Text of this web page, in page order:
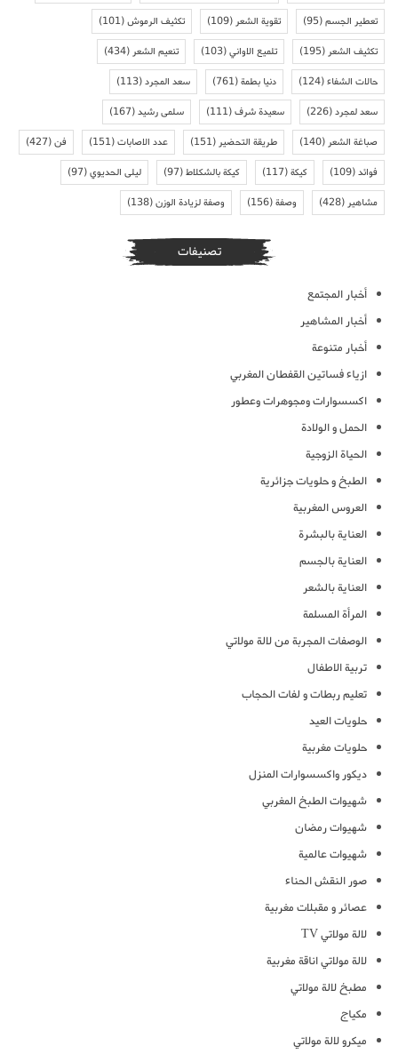
تعطير الجسم(95) تقوية الشعر(109) تكثيف الرموش(101)
تكثيف الشعر(195) تلميع الاواني(103) تنعيم الشعر(434)
حالات الشفاء(124) دنيا بطمة(761) سعد المجرد(113)
سعد لمجرد(226) سعيدة شرف(111) سلمى رشيد(167)
صباغة الشعر(140) طريقة التحضير(151) عدد الاصابات(151) فن(427)
فوائد(109) كيكة(117) كيكة بالشكلاط(97) ليلى الحديوي(97)
مشاهير(428) وصفة(156) وصفة لزيادة الوزن(138)
تصنيفات
أخبار المجتمع
أخبار المشاهير
أخبار متنوعة
ازياء فساتين القفطان المغربي
اكسسوارات ومجوهرات وعطور
الحمل و الولادة
الحياة الزوجية
الطبخ و حلويات جزائرية
العروس المغربية
العناية بالبشرة
العناية بالجسم
العناية بالشعر
المرأة المسلمة
الوصفات المجربة من لالة مولاتي
تربية الاطفال
تعليم ربطات و لفات الحجاب
حلويات العيد
حلويات مغربية
ديكور واكسسوارات المنزل
شهيوات الطبخ المغربي
شهيوات رمضان
شهيوات عالمية
صور النقش الحناء
عصائر و مقبلات مغربية
لالة مولاتي TV
لالة مولاتي اناقة مغربية
مطبخ لالة مولاتي
مكياج
ميكرو لالة مولاتي